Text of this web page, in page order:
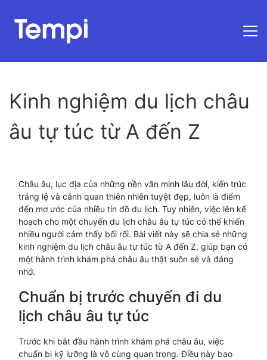
Kinh nghiệm du lịch châu
âu tự túc từ A đến Z
Châu âu, lục địa của những nền văn minh lâu đời, kiến trúc
tráng lệ và cảnh quan thiên nhiên tuyệt đẹp, luôn là điểm
đến mơ ước của nhiều tín đồ du lịch. Tuy nhiên, việc lên kế
hoạch cho một chuyến du lịch châu âu tự túc có thể khiến
nhiều người cảm thấy bối rối. Bài viết này sẽ chia sẻ những
kinh nghiệm du lịch châu âu tự túc từ A đến Z, giúp bạn có
một hành trình khám phá châu âu thật suôn sẻ và đáng
nhớ.
Chuẩn bị trước chuyến đi du
lịch châu âu tự túc
Trước khi bắt đầu hành trình khám phá châu âu, việc
chuẩn bị kỹ lưỡng là vô cùng quan trọng. Điều này bao